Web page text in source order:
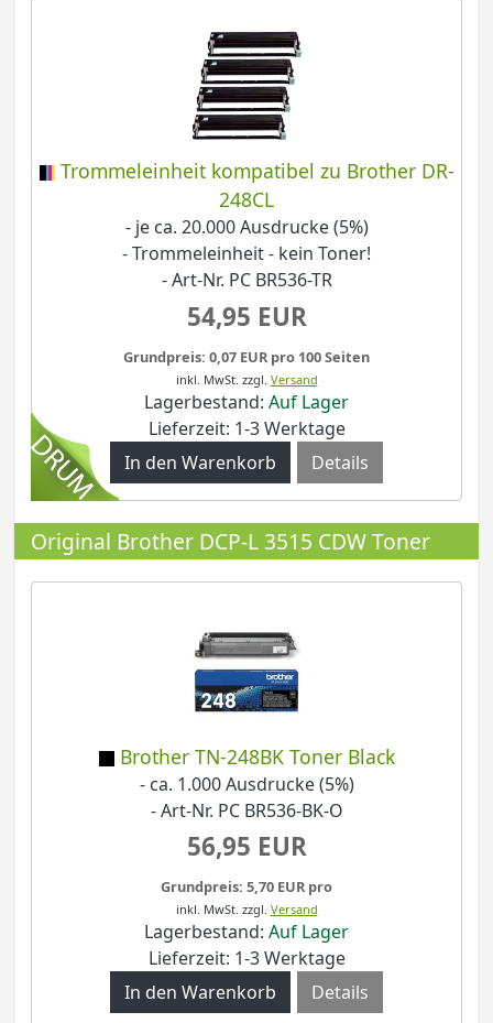
Trommeleinheit kompatibel zu Brother DR-
248CL
- je ca. 20.000 Ausdrucke (5%)
- Trommeleinheit - kein Toner!
- Art-Nr. PC BR536-TR
54,95 EUR
Grundpreis: 0,07 EUR pro 100 Seiten
inkl. MwSt. zzgl. Versand
Lagerbestand: Auf Lager
Lieferzeit: 1-3 Werktage
Details
Original Brother DCP-L 3515 CDW Toner
Brother TN-248BK Toner Black
- ca. 1.000 Ausdrucke (5%)
- Art-Nr. PC BR536-BK-O
56,95 EUR
Grundpreis: 5,70 EUR pro
inkl. MwSt. zzgl. Versand
Lagerbestand: Auf Lager
Lieferzeit: 1-3 Werktage
Details